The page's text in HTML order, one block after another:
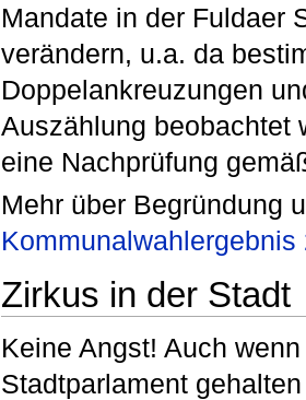
Mandate in der Fuldaer
verändern, u.a. da
Doppelankreuzungen
Auszählung beobachtet
eine Nachprüfung
Mehr über Begründung
Kommunalwahlergebnis
Zirkus in der Stadt
Keine Angst! Auch
Stadtparlament